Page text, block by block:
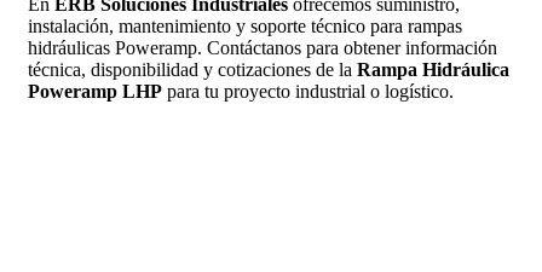
En ERB Soluciones Industriales ofrecemos suministro,
instalación, mantenimiento y soporte técnico para rampas
hidráulicas Poweramp. Contáctanos para obtener información
técnica, disponibilidad y cotizaciones de la Rampa Hidráulica
Poweramp LHP para tu proyecto industrial o logístico.